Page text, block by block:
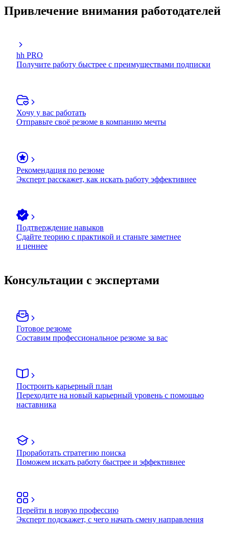
Привлечение внимания работодателей
hh PRO
Получите работу быстрее с преимуществами подписки
Хочу у вас работать
Отправьте своё резюме в компанию мечты
Рекомендация по резюме
Эксперт расскажет, как искать работу эффективнее
Подтверждение навыков
Сдайте теорию с практикой и станьте заметнее
и ценнее
Консультации с экспертами
Готовое резюме
Составим профессиональное резюме за вас
Построить карьерный план
Переходите на новый карьерный уровень с помощью
наставника
Проработать стратегию поиска
Поможем искать работу быстрее и эффективнее
Перейти в новую профессию
Эксперт подскажет, с чего начать смену направления